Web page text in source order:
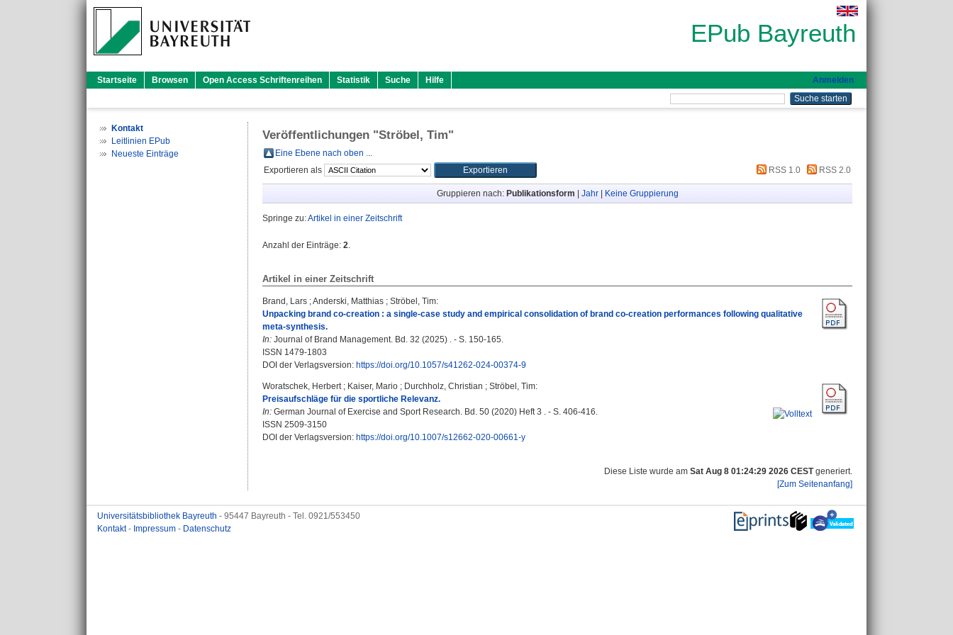
EPub Bayreuth
Startseite Browsen Open Access Schriftenreihen Statistik Suche Hilfe Anmelden
Kontakt
Leitlinien EPub
Neueste Einträge
Veröffentlichungen "Ströbel, Tim"
Eine Ebene nach oben ...
Exportieren als
RSS 1.0 RSS 2.0
Gruppieren nach: Publikationsform Jahr| Keine Gruppierung
Springe zu:Artikel in einer Zeitschrift
Anzahl der Einträge: 2.
Artikel in einer Zeitschrift
Brand, Lars ;Anderski, Matthias ; Ströbel, Tim:
Unpacking brand co-creation : a single-case study and empirical consolidation of brand co-creation performances following qualitative
meta-synthesis.
In: Journal of Brand Management. Bd. 32 (2025) . - S. 150-165.
ISSN 1479-1803
DOI der Verlagsversion: https://doi.org/10.1057/s41262-024-00374-9
Woratschek, Herbert; Kaiser, Mario ; Durchholz, Christian ; Ströbel, Tim:
Preisaufschläge für die sportliche Relevanz.
In: German Journal of Exercise and Sport Research. Bd. 50 (2020) Heft 3 . - S. 406-416.
ISSN 2509-3150
DOI der Verlagsversion: https://doi.org/10.1007/s12662-020-00661-y
Diese Liste wurde am Sat Aug 8 01:24:29 2026 CESTgeneriert.
[Zum Seitenanfang]
Universitätsbibliothek Bayreuth - 95447 Bayreuth - Tel. 0921/553450
Kontakt- Impressum - Datenschutz